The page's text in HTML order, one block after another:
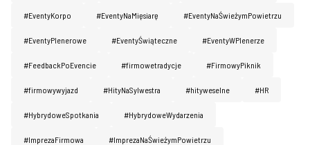
#EventyKorpo #EventyNaMięsiarę #EventyNaŚwieżymPowietrzu
#EventyPlenerowe #EventyŚwiąteczne #EventyWPlenerze
#FeedbackPoEvencie #firmowetradycje #FirmowyPiknik
#firmowywyjazd #HityNaSylwestra #hityweselne #HR
#HybrydoweSpotkania #HybrydoweWydarzenia
#ImprezaFirmowa #ImprezaNaŚwieżymPowietrzu